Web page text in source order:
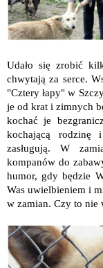
Udało się zrobić
chwytają za serce.
"Cztery łapy" w
je od krat i zimnych
kochać je
kochającą
zasługują. W
kompanów do
humor, gdy będzie
Was uwielbieniem i
w zamian. Czy to nie